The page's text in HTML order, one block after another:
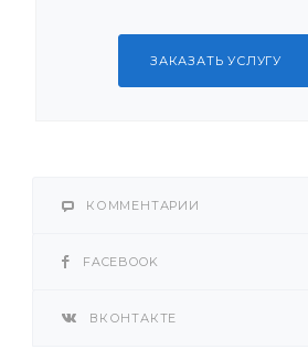
ЗАКАЗАТЬ УСЛУГУ
КОММЕНТАРИИ
FACEBOOK
ВКОНТАКТЕ